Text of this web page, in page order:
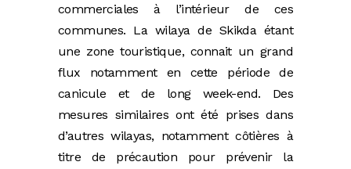
commerciales à l’intérieur de ces
communes. La wilaya de Skikda étant
une zone touristique, connait un grand
flux notamment en cette période de
canicule et de long week-end. Des
mesures similaires ont été prises dans
d’autres wilayas, notamment côtières à
titre de précaution pour prévenir la